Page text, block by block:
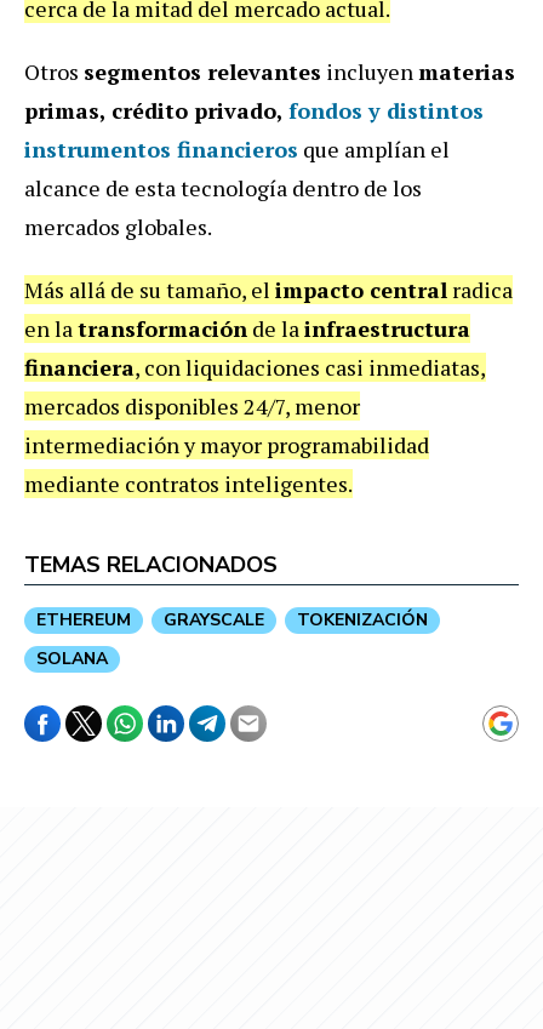
cerca de la mitad del mercado actual.
Otros segmentos relevantes incluyenmaterias
primas, crédito privado, fondos y distintos
instrumentos financieros que amplían el
alcance de esta tecnología dentro de los
mercados globales.
Más allá de su tamaño, el impacto central radica
en latransformación de lainfraestructura
financiera, con liquidaciones casi inmediatas,
mercados disponibles 24/7, menor
intermediación y mayor programabilidad
mediante contratos inteligentes.
TEMAS RELACIONADOS
ETHEREUM GRAYSCALE
TOKENIZACIÓN
SOLANA